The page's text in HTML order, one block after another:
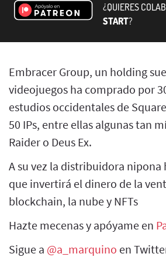
¿QUIERES
START?
Embracer Group, un holding
videojuegos ha comprado por
estudios occidentales de
50 IPs, entre ellas algunas tan
Raider o Deus Ex.
A su vez la distribuidora nipona
que invertirá el dinero de la
blockchain, la nube y NFTs
Hazte mecenas y apóyame en
Sigue a @a_marquino en